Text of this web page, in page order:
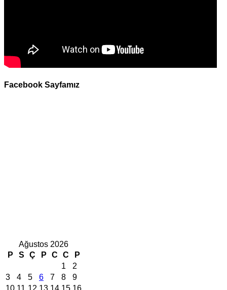
Facebook Sayfamız
Ağustos 2026
P
S Ç P C C
P
1
2
3
4 5 6 7 8
9
10 11 12 13 14 15 16